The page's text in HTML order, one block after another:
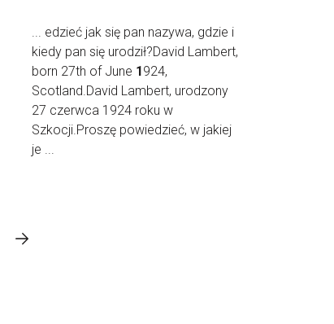
... edzieć jak się pan nazywa, gdzie i
kiedy pan się urodził?David Lambert,
born 27th of June 1924,
Scotland.David Lambert, urodzony
27 czerwca 1924 roku w
Szkocji.Proszę powiedzieć, w jakiej
je ...